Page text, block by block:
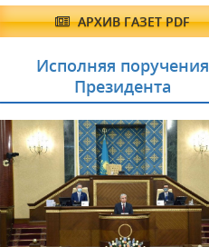
АРХИВ ГАЗЕТ PDF
Исполняя поручения
Президента